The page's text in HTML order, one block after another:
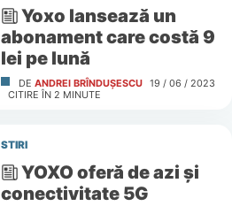
Yoxo lansează un
abonament care costă 9
lei pe lună
DE ANDREI BRÎNDUȘESCU 19 / 06 / 2023
CITIRE ÎN 2 MINUTE
STIRI
YOXO oferă de azi și
conectivitate 5G